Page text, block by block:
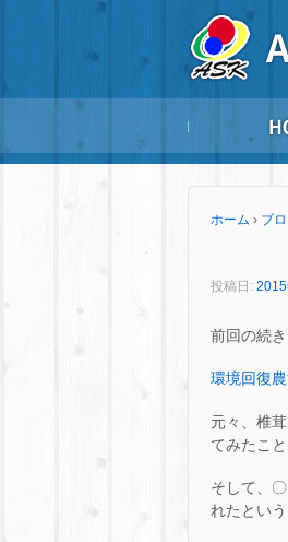
ホーム › ブ
投稿日: 2015
前回の続き
環境回復
元々、椎
てみたこ
そして、
れたとい